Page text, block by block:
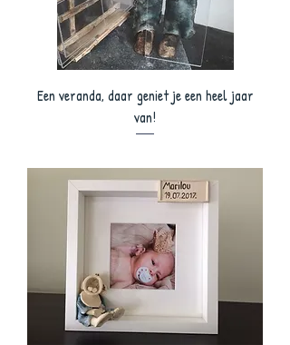
Een veranda, daar geniet je een heel jaar
van!